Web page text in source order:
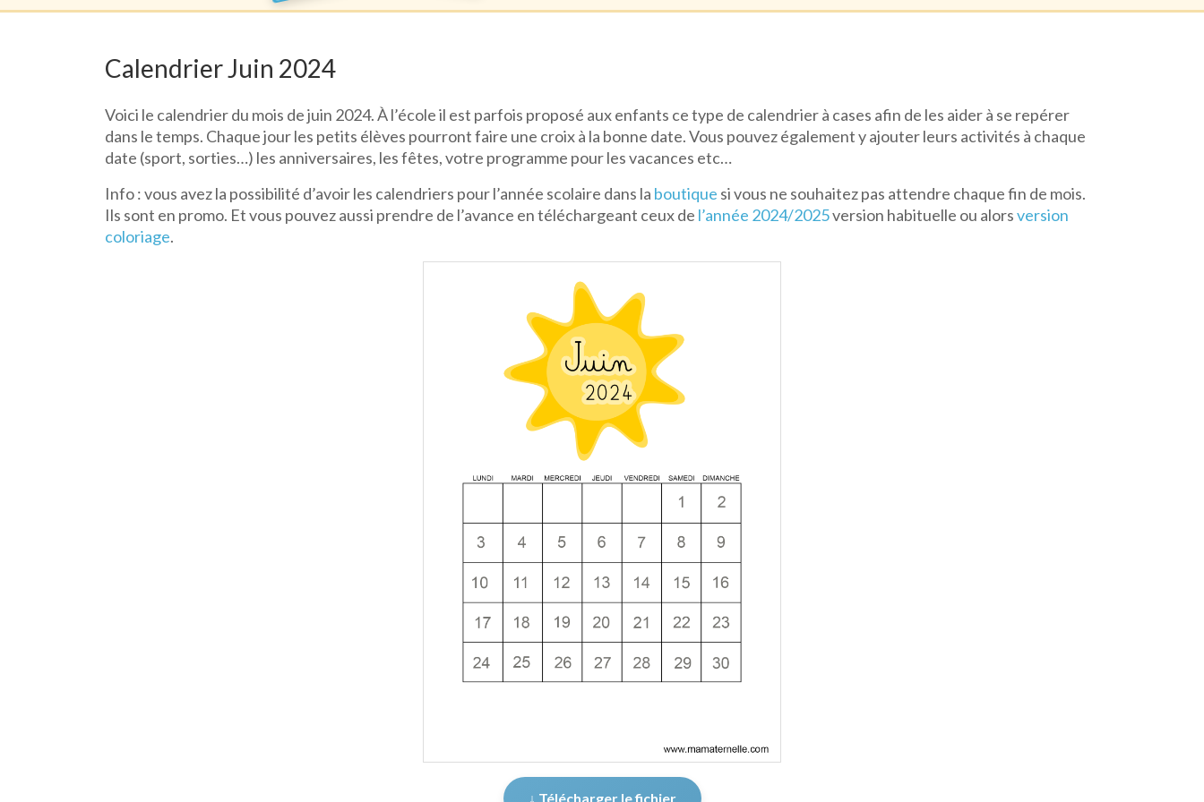
Calendrier Juin 2024
Voici le calendrier du mois de juin 2024. À l’école il est parfois proposé aux enfants ce type de calendrier à cases afin de les aider à se repérer
dans le temps. Chaque jour les petits élèves pourront faire une croix à la bonne date. Vous pouvez également y ajouter leurs activités à chaque
date (sport, sorties…) les anniversaires, les fêtes, votre programme pour les vacances etc…
Info : vous avez la possibilité d’avoir les calendriers pour l’année scolaire dans la boutique si vous ne souhaitez pas attendre chaque fin de mois.
Ils sont en promo. Et vous pouvez aussi prendre de l’avance en téléchargeant ceux de l’année 2024/2025version habituelle ou alorsversion
coloriage.
↓ Télécharger le fichier